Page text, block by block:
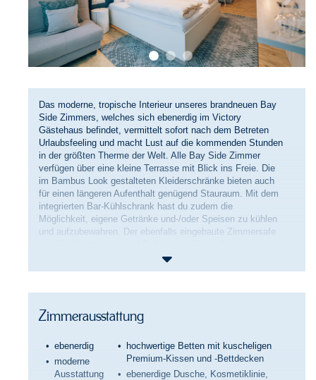
Das moderne, tropische Interieur unseres brandneuen Bay
Side Zimmers, welches sich ebenerdig im Victory
Gästehaus befindet, vermittelt sofort nach dem Betreten
Urlaubsfeeling und macht Lust auf die kommenden Stunden
in der größten Therme der Welt. Alle Bay Side Zimmer
verfügen über eine kleine Terrasse mit Blick ins Freie. Die
im Bambus Look gestalteten Kleiderschränke bieten auch
für einen längeren Aufenthalt genügend Stauraum. Mit dem
integrierten Bar-Kühlschrank hast du zudem die
Möglichkeit, eigene Getränke und-/oder Speisen zu kühlen
und aufzubewahren. Der ebenfalls eingebaute Zimmersafe
Wir haben neben speziellen Arrangements für Familien,
oder geschäftlichen Aufenthalt in unserem modernen Bay
Side Zimmer im Victory Gästehaus, nur 100 Meter
gegenüber der Therme Erding.
Zimmerausstattung
ebenerdig
moderne
Ausstattung
hochwertige Betten mit kuscheligen
Premium-Kissen und -Bettdecken
ebenerdige Dusche, Kosmetiklinie,